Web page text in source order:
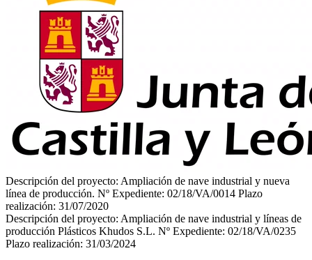
Descripción del proyecto: Ampliación de nave industrial y nueva
línea de producción. Nº Expediente: 02/18/VA/0014 Plazo
realización: 31/07/2020
Descripción del proyecto: Ampliación de nave industrial y líneas de
producción Plásticos Khudos S.L. Nº Expediente: 02/18/VA/0235
Plazo realización: 31/03/2024